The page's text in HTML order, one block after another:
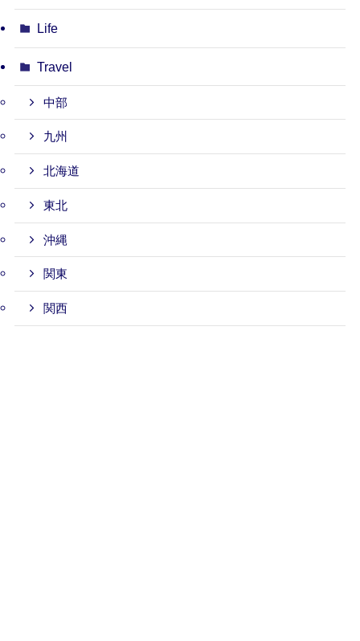
Life
Travel
中部
九州
北海道
東北
沖縄
関東
関西